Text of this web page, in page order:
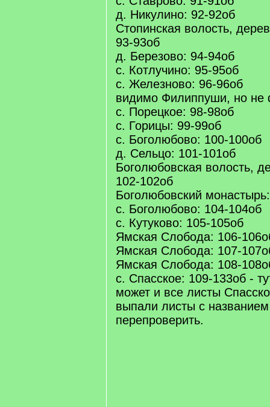
д. Никулино: 92-92об
Стопинская волость,
93-93об
д. Березово: 94-94об
с. Котлучино: 95-95об
с. Железново: 96-96об
видимо Филиппуши, но не
с. Порецкое: 98-98об
с. Горицы: 99-99об
с. Боголюбово: 100-100об
д. Сельцо: 101-101об
Боголюбовская волость,
102-102об
Боголюбовский
с. Боголюбово: 104-104об
с. Кутуково: 105-105об
Ямская Слобода: 106-
Ямская Слобода: 107-
Ямская Слобода: 108-
с. Спасское: 109-133об -
может и все листы
выпали листы с
перепроверить.